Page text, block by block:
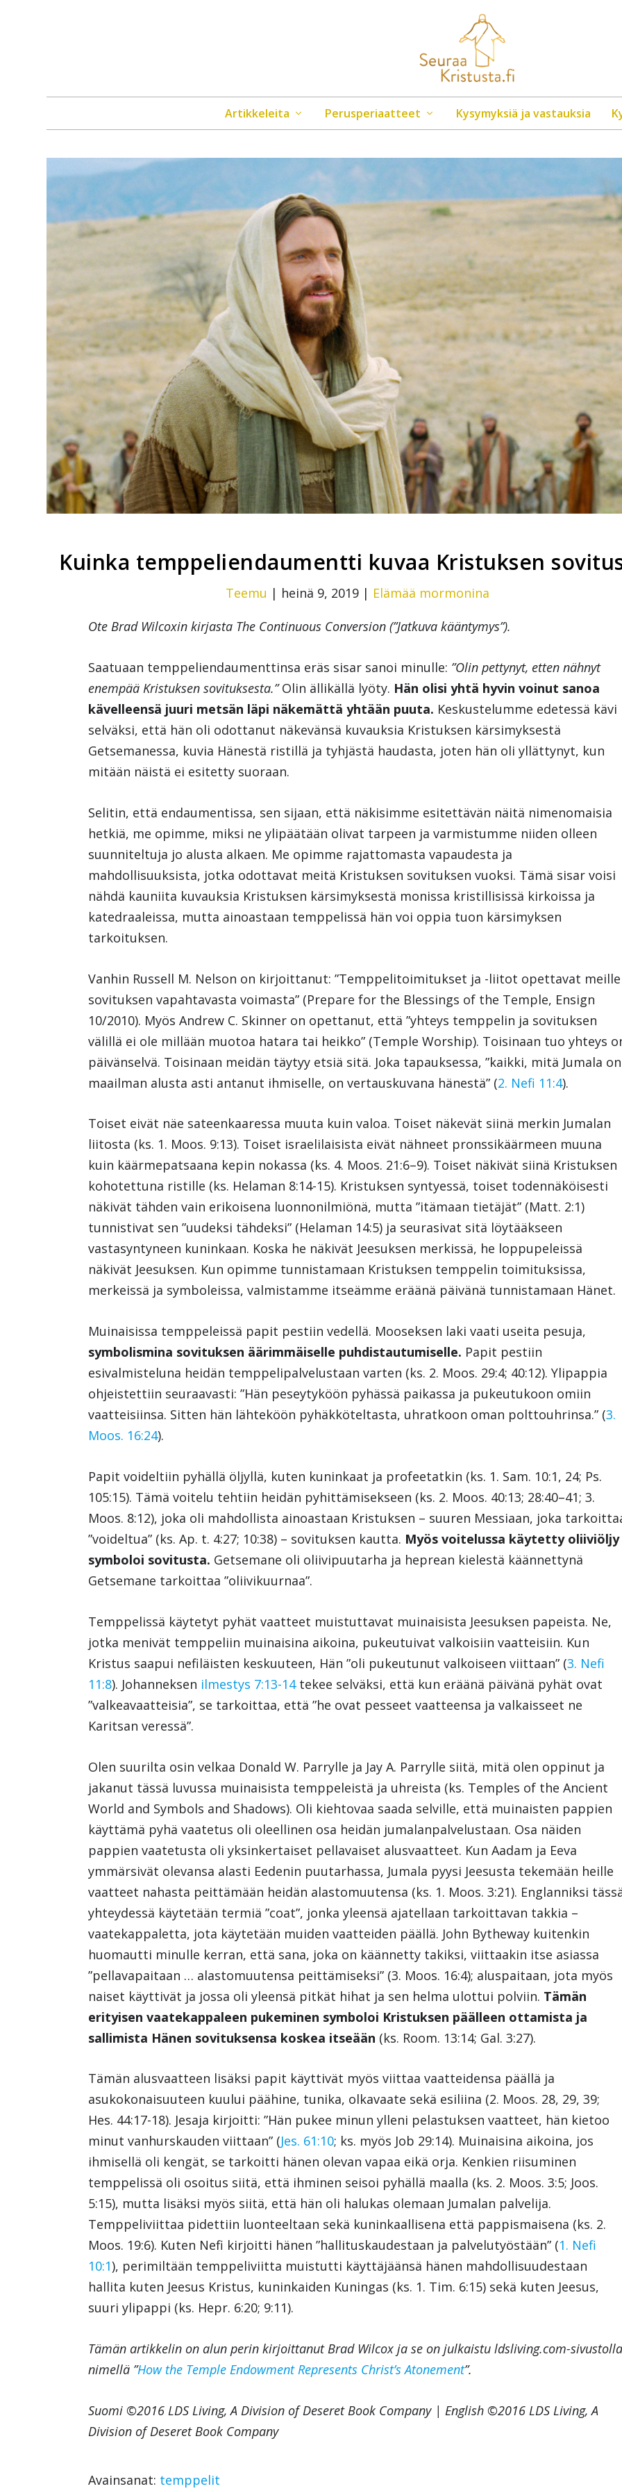
Artikkeleita Perusperiaatteet Kysymyksiä ja vastauksia
Kuinka temppeliendaumentti kuvaa Kristuksen
Teemu | heinä 9, 2019| Elämää mormonina
Ote Brad Wilcoxin kirjasta The Continuous Conversion (”Jatkuva kääntymys”).
Saatuaan temppeliendaumenttinsa eräs sisar sanoi minulle: ”Olin pettynyt, etten nähnyt
enempää Kristuksen sovituksesta.”Olin ällikällä lyöty. Hän olisi yhtä hyvin voinut sanoa
kävelleensä juuri metsän läpi näkemättä yhtään puuta. Keskustelumme edetessä kävi
selväksi, että hän oli odottanut näkevänsä kuvauksia Kristuksen kärsimyksestä
Getsemanessa, kuvia Hänestä ristillä ja tyhjästä haudasta, joten hän oli yllättynyt, kun
mitään näistä ei esitetty suoraan.
Selitin, että endaumentissa, sen sijaan, että näkisimme esitettävän näitä nimenomaisia
hetkiä, me opimme, miksi ne ylipäätään olivat tarpeen ja varmistumme niiden olleen
suunniteltuja jo alusta alkaen. Me opimme rajattomasta vapaudesta ja
mahdollisuuksista, jotka odottavat meitä Kristuksen sovituksen vuoksi. Tämä sisar voisi
nähdä kauniita kuvauksia Kristuksen kärsimyksestä monissa kristillisissä kirkoissa ja
katedraaleissa, mutta ainoastaan temppelissä hän voi oppia tuon kärsimyksen
tarkoituksen.
Vanhin Russell M. Nelson on kirjoittanut: ”Temppelitoimitukset ja -liitot opettavat meille
sovituksen vapahtavasta voimasta” (Prepare for the Blessings of the Temple, Ensign
10/2010). Myös Andrew C. Skinner on opettanut, että ”yhteys temppelin ja sovituksen
välillä ei ole millään muotoa hatara tai heikko” (Temple Worship). Toisinaan tuo yhteys
päivänselvä. Toisinaan meidän täytyy etsiä sitä. Joka tapauksessa, ”kaikki, mitä Jumala on
maailman alusta asti antanut ihmiselle, on vertauskuvana hänestä” (2. Nefi 11:4).
Toiset eivät näe sateenkaaressa muuta kuin valoa. Toiset näkevät siinä merkin Jumalan
liitosta (ks. 1. Moos. 9:13). Toiset israelilaisista eivät nähneet pronssikäärmeen muuna
kuin käärmepatsaana kepin nokassa (ks. 4. Moos. 21:6–9). Toiset näkivät siinä Kristuksen
kohotettuna ristille (ks. Helaman 8:14-15). Kristuksen syntyessä, toiset todennäköisesti
näkivät tähden vain erikoisena luonnonilmiönä, mutta ”itämaan tietäjät” (Matt. 2:1)
tunnistivat sen ”uudeksi tähdeksi” (Helaman 14:5) ja seurasivat sitä löytääkseen
vastasyntyneen kuninkaan. Koska he näkivät Jeesuksen merkissä, he loppupeleissä
näkivät Jeesuksen. Kun opimme tunnistamaan Kristuksen temppelin toimituksissa,
merkeissä ja symboleissa, valmistamme itseämme eräänä päivänä tunnistamaan Hänet.
Muinaisissa temppeleissä papit pestiin vedellä. Mooseksen laki vaati useita pesuja,
symbolismina sovituksen äärimmäiselle puhdistautumiselle. Papit pestiin
esivalmisteluna heidän temppelipalvelustaan varten (ks. 2. Moos. 29:4; 40:12). Ylipappia
ohjeistettiin seuraavasti: ”Hän peseytyköön pyhässä paikassa ja pukeutukoon omiin
vaatteisiinsa. Sitten hän lähteköön pyhäkköteltasta, uhratkoon oman polttouhrinsa.” (3.
Moos. 16:24).
Papit voideltiin pyhällä öljyllä, kuten kuninkaat ja profeetatkin (ks. 1. Sam. 10:1, 24; Ps.
105:15). Tämä voitelu tehtiin heidän pyhittämisekseen (ks. 2. Moos. 40:13; 28:40–41; 3.
Moos. 8:12), joka oli mahdollista ainoastaan Kristuksen – suuren Messiaan, joka
”voideltua” (ks. Ap. t. 4:27; 10:38) – sovituksen kautta. Myös voitelussa käytetty oliiviöljy
symboloi sovitusta. Getsemane oli oliivipuutarha ja heprean kielestä käännettynä
Getsemane tarkoittaa ”oliivikuurnaa”.
Temppelissä käytetyt pyhät vaatteet muistuttavat muinaisista Jeesuksen papeista. Ne,
jotka menivät temppeliin muinaisina aikoina, pukeutuivat valkoisiin vaatteisiin. Kun
Kristus saapui nefiläisten keskuuteen, Hän ”oli pukeutunut valkoiseen viittaan” (3. Nefi
11:8). Johanneksen ilmestys 7:13-14tekee selväksi, että kun eräänä päivänä pyhät ovat
”valkeavaatteisia”, se tarkoittaa, että ”he ovat pesseet vaatteensa ja valkaisseet ne
Karitsan veressä”.
Olen suurilta osin velkaa Donald W. Parrylle ja Jay A. Parrylle siitä, mitä olen oppinut ja
jakanut tässä luvussa muinaisista temppeleistä ja uhreista (ks. Temples of the Ancient
World and Symbols and Shadows). Oli kiehtovaa saada selville, että muinaisten pappien
käyttämä pyhä vaatetus oli oleellinen osa heidän jumalanpalvelustaan. Osa näiden
pappien vaatetusta oli yksinkertaiset pellavaiset alusvaatteet. Kun Aadam ja Eeva
ymmärsivät olevansa alasti Eedenin puutarhassa, Jumala pyysi Jeesusta tekemään heille
vaatteet nahasta peittämään heidän alastomuutensa (ks. 1. Moos. 3:21). Englanniksi
yhteydessä käytetään termiä ”coat”, jonka yleensä ajatellaan tarkoittavan takkia –
vaatekappaletta, jota käytetään muiden vaatteiden päällä. John Bytheway kuitenkin
huomautti minulle kerran, että sana, joka on käännetty takiksi, viittaakin itse asiassa
”pellavapaitaan … alastomuutensa peittämiseksi” (3. Moos. 16:4); aluspaitaan, jota myös
naiset käyttivät ja jossa oli yleensä pitkät hihat ja sen helma ulottui polviin. Tämän
erityisen vaatekappaleen pukeminen symboloi Kristuksen päälleen ottamista ja
sallimista Hänen sovituksensa koskea itseään (ks. Room. 13:14; Gal. 3:27).
Tämän alusvaatteen lisäksi papit käyttivät myös viittaa vaatteidensa päällä ja
asukokonaisuuteen kuului päähine, tunika, olkavaate sekä esiliina (2. Moos. 28, 29, 39;
Hes. 44:17-18). Jesaja kirjoitti: ”Hän pukee minun ylleni pelastuksen vaatteet, hän kietoo
minut vanhurskauden viittaan” (Jes. 61:10; ks. myös Job 29:14). Muinaisina aikoina, jos
ihmisellä oli kengät, se tarkoitti hänen olevan vapaa eikä orja. Kenkien riisuminen
temppelissä oli osoitus siitä, että ihminen seisoi pyhällä maalla (ks. 2. Moos. 3:5; Joos.
5:15), mutta lisäksi myös siitä, että hän oli halukas olemaan Jumalan palvelija.
Temppeliviittaa pidettiin luonteeltaan sekä kuninkaallisena että pappismaisena (ks. 2.
Moos. 19:6). Kuten Nefi kirjoitti hänen ”hallituskaudestaan ja palvelutyöstään” (1. Nefi
10:1), perimiltään temppeliviitta muistutti käyttäjäänsä hänen mahdollisuudestaan
hallita kuten Jeesus Kristus, kuninkaiden Kuningas (ks. 1. Tim. 6:15) sekä kuten Jeesus,
suuri ylipappi (ks. Hepr. 6:20; 9:11).
Tämän artikkelin on alun perin kirjoittanut Brad Wilcox ja se on julkaistu ldsliving.com-
nimellä ”How the Temple Endowment Represents Christ’s Atonement”.
Suomi ©2016 LDS Living, A Division of Deseret Book Company | English ©2016 LDS Living, A
Division of Deseret Book Company
Avainsanat: temppelit